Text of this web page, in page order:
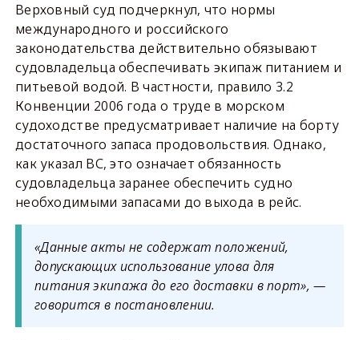
Верховный суд подчеркнул, что нормы
международного и российского
законодательства действительно обязывают
судовладельца обеспечивать экипаж питанием и
питьевой водой. В частности, правило 3.2
Конвенции 2006 года о труде в морском
судоходстве предусматривает наличие на борту
достаточного запаса продовольствия. Однако,
как указал ВС, это означает обязанность
судовладельца заранее обеспечить судно
необходимыми запасами до выхода в рейс.
«Данные акты не содержат положений,
допускающих использование улова для
питания экипажа до его доставки в порт», —
говорится в постановлении.